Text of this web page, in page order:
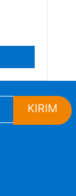
KIRIM